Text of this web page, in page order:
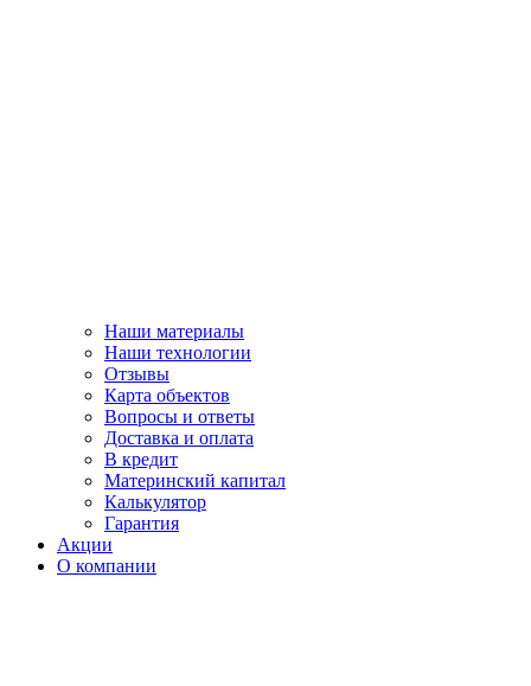
Наши материалы
Наши технологии
Отзывы
Карта объектов
Вопросы и ответы
Доставка и оплата
В кредит
Материнский капитал
Калькулятор
Гарантия
Акции
О компании